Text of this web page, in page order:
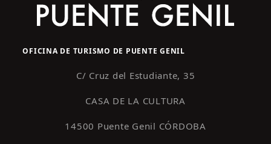
OFICINA DE TURISMO DE PUENTE GENIL
C/ Cruz del Estudiante, 35
CASA DE LA CULTURA
14500 Puente Genil CÓRDOBA